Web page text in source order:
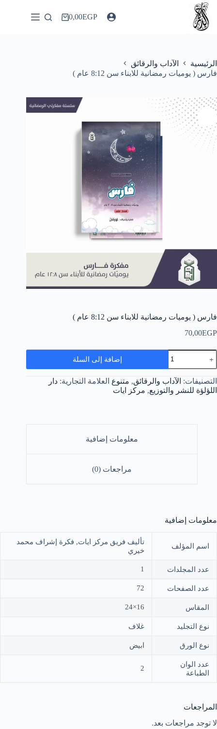
التجاوز
المحتوى
عربة0,00EGP
الرئيسية
الآداب والرقائق
فارس ( يوميات رمضانية للابناء سن 8:12 عام )
فارس ( يوميات رمضانية للابناء سن 8:12 عام )
70,00EGP
كمية
فارس
(
يوميات
رمضانية
للابناء
إضافة إلى السلة
التصنيفات: الآداب والرقائق, متنوع العلامة التجارية: دار
اللؤلؤة للنشر والتوزيع, مركز ايات
معلومات إضافية
مراجعات (0)
معلومات إضافية
اسم المؤلف
تأليف فريق مركز ايات, فكرة إشراف محمد
خيري
عدد المجلدات 1
عدد الصفحات 72
المقاس 16×24
نوع التجليد غلاف
نوع الورق ابيض
عدد الوان
الطباعة
2
المراجعات
لا توجد مراجعات بعد.